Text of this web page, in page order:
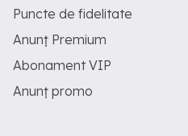
Puncte de fidelitate
Anunț Premium
Abonament VIP
Anunț promo